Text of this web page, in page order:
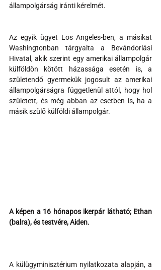
állampolgárság iránti kérelmét.
Az egyik ügyet Los Angeles-ben, a másikat
Washingtonban tárgyalta a Bevándorlási
Hivatal, akik szerint egy amerikai állampolgár
külföldön kötött házassága esetén is, a
születendő gyermekük jogosult az amerikai
állampolgárságra függetlenül attól, hogy hol
született, és még abban az esetben is, ha a
másik szülő külföldi állampolgár.
A képen a 16 hónapos ikerpár látható; Ethan
(balra), és testvére, Aiden.
A külügyminisztérium nyilatkozata alapján, a